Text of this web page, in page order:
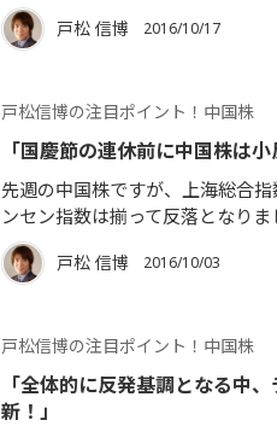
戸松 信博 2016/10/17
戸松信博の注目ポイント！中国株
「国慶節の連休前に中国株は小
先週の中国株ですが、上海総合
ンセン指数は揃って反落となり
戸松 信博 2016/10/03
戸松信博の注目ポイント！中国株
「全体的に反発基調となる中
新！」